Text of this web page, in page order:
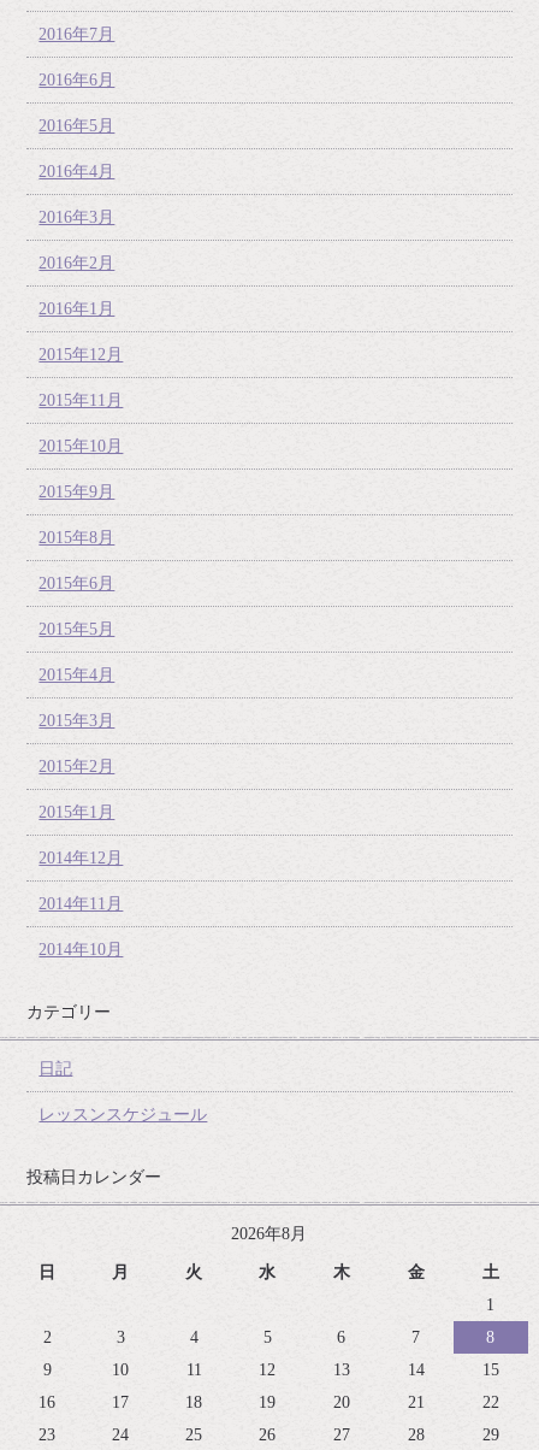
2016年7月
2016年6月
2016年5月
2016年4月
2016年3月
2016年2月
2016年1月
2015年12月
2015年11月
2015年10月
2015年9月
2015年8月
2015年6月
2015年5月
2015年4月
2015年3月
2015年2月
2015年1月
2014年12月
2014年11月
2014年10月
カテゴリー
日記
レッスンスケジュール
投稿日カレンダー
2026年8月
日 月 火 水 木 金
土
1
2
3 4 5 6 7
8
9
10 11 12 13 14
15
16
17 18 19 20 21
22
23
24 25 26 27 28 29